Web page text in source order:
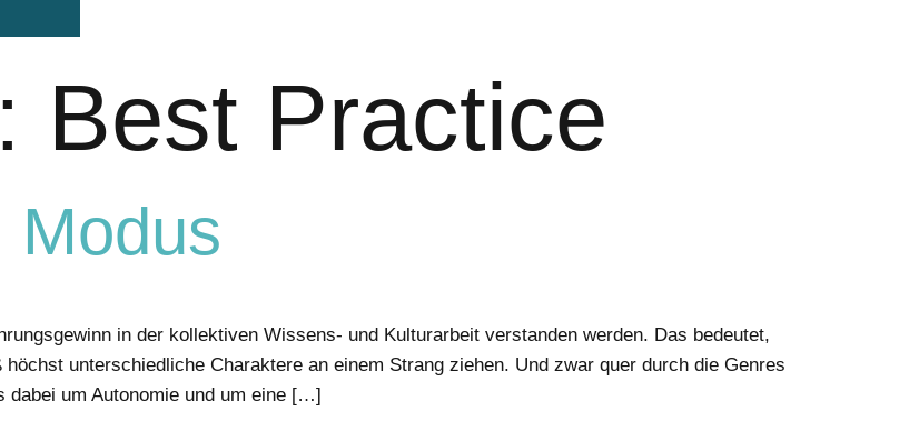
Best Practice
Modus
in der kollektiven Wissens- und Kulturarbeit verstanden werden. Das bedeutet,
unterschiedliche Charaktere an einem Strang ziehen. Und zwar quer durch die Genres
dabei um Autonomie und um eine […]